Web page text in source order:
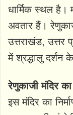
धार्मिक स्थल है।
अवतार हैं।
उत्तराखंड, उत्तर
में श्रद्धालु दर्शन
रेणुकाजी मंदिर
इस मंदिर का